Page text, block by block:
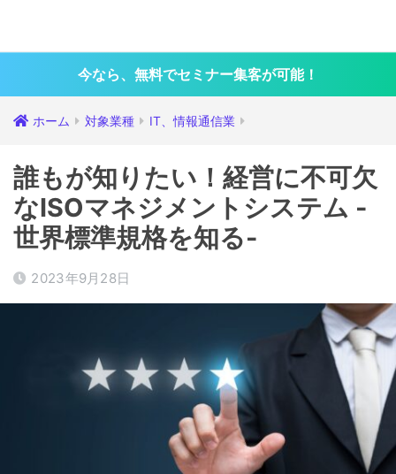
今なら、無料でセミナー集客が可能！
ホーム 対象業種 IT、情報通信業
誰もが知りたい！経営に不可欠
なISOマネジメントシステム -
世界標準規格を知る-
2023年9月28日